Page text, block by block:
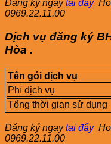
Đăng ký ngaytại đây
0969.22.11.00
Dịch vụ đăng ký
Hòa .
Tên gói dịch vụ
Phí dịch vụ
Tổng thời gian sử dụng
Đăng ký ngaytại đây
0969.22.11.00